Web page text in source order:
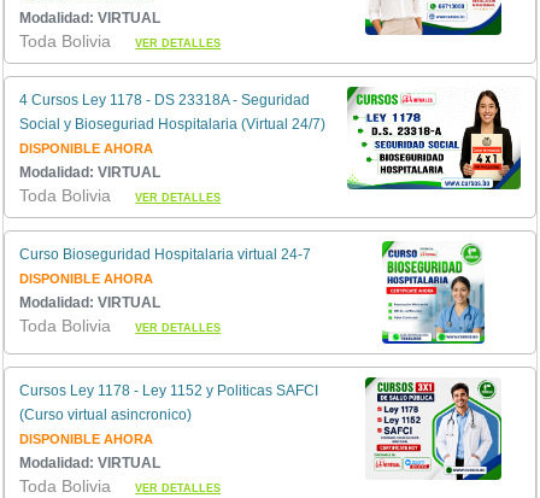
Modalidad: VIRTUAL
Toda BoliviaVER DETALLES
4 Cursos Ley 1178 - DS 23318A - Seguridad
Social y Bioseguriad Hospitalaria (Virtual 24/7)
DISPONIBLE AHORA
Modalidad: VIRTUAL
Toda BoliviaVER DETALLES
Curso Bioseguridad Hospitalaria virtual 24-7
DISPONIBLE AHORA
Modalidad: VIRTUAL
Toda BoliviaVER DETALLES
Cursos Ley 1178 - Ley 1152 y Politicas SAFCI
(Curso virtual asincronico)
DISPONIBLE AHORA
Modalidad: VIRTUAL
Toda BoliviaVER DETALLES